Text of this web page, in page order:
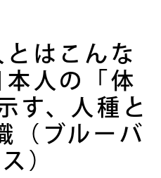
はこんな
人の「体
す、人種と
（ブルーバ
）